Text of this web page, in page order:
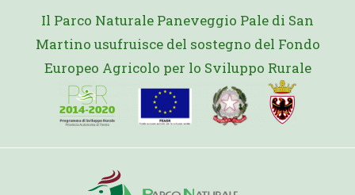
Il Parco Naturale Paneveggio Pale di San
Martino usufruisce del sostegno del Fondo
Europeo Agricolo per lo Sviluppo Rurale